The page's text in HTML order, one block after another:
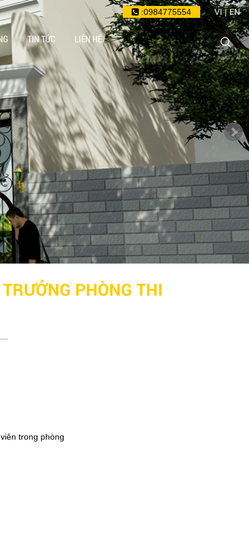
:0984775554 VI |EN
TIN TỨC LIÊN HỆ
PHÒNG THI
trong phòng